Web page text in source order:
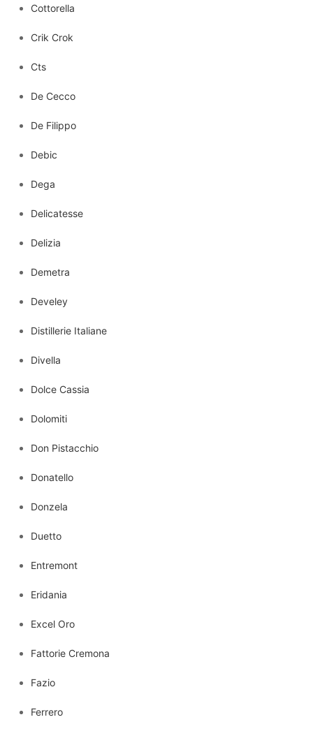
Cottorella
Crik Crok
Cts
De Cecco
De Filippo
Debic
Dega
Delicatesse
Delizia
Demetra
Develey
Distillerie Italiane
Divella
Dolce Cassia
Dolomiti
Don Pistacchio
Donatello
Donzela
Duetto
Entremont
Eridania
Excel Oro
Fattorie Cremona
Fazio
Ferrero